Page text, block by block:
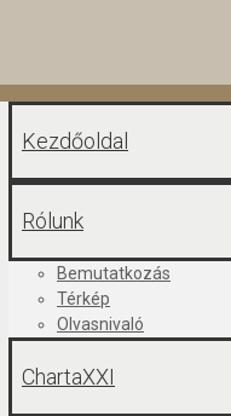
Kezdőoldal
Rólunk
Bemutatkozás
Térkép
Olvasnivaló
ChartaXXI